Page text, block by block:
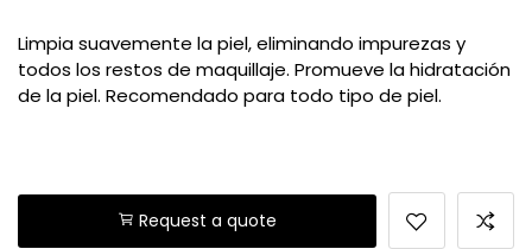
Limpia suavemente la piel, eliminando impurezas y
todos los restos de maquillaje. Promueve la hidratación
de la piel. Recomendado para todo tipo de piel.
Request a quote